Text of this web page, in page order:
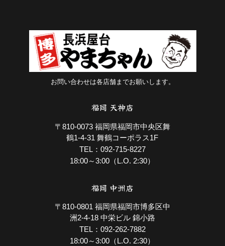
お問い合わせは各店舗までお願いします。
福岡 天神店
〒810-0073 福岡県福岡市中央区舞
鶴1-4-31 舞鶴コーポラス1F
TEL：092-715-8227
18:00～3:00（L.O. 2:30）
福岡 中洲店
〒810-0801 福岡県福岡市博多区中
洲2-4-18 中栄ビル 錦小路
TEL：092-262-7882
18:00～3:00（L.O. 2:30）